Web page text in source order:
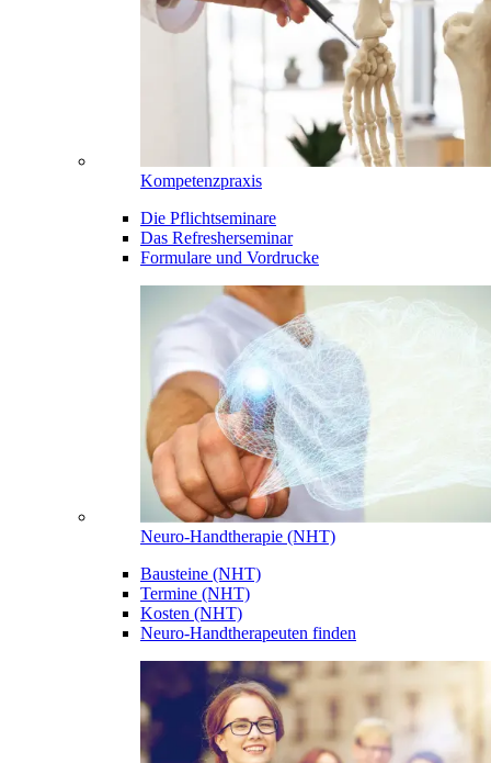
Kompetenzpraxis
Die Pflichtseminare
Das Refresherseminar
Formulare und Vordrucke
Neuro-Handtherapie (NHT)
Bausteine (NHT)
Termine (NHT)
Kosten (NHT)
Neuro-Handtherapeuten finden